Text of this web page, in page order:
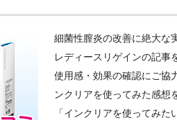
細菌性膣炎の改善に絶大な
レディースリゲインの記事
使用感・効果の確認にご協
ンクリアを使ってみた感想
「インクリアを使ってみ